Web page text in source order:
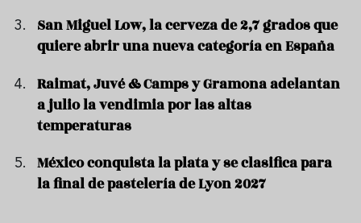
San Miguel Low, la cerveza de 2,7 grados que
quiere abrir una nueva categoría en España
Raimat, Juvé & Camps y Gramona adelantan
a julio la vendimia por las altas
temperaturas
México conquista la plata y se clasifica para
la final de pastelería de Lyon 2027